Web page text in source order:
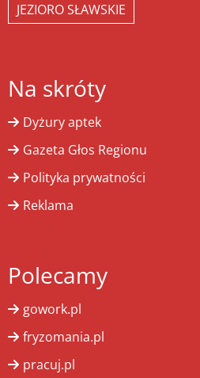
JEZIORO SŁAWSKIE
Na skróty
Dyżury aptek
Gazeta Głos Regionu
Polityka prywatności
Reklama
Polecamy
gowork.pl
fryzomania.pl
pracuj.pl